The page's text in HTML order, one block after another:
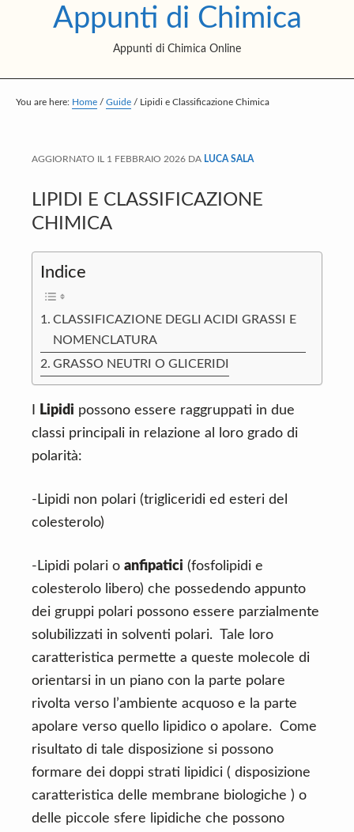
p
t
i
n
p
t
i
m
b
p
t
o
t
Appunti di Chimica
Appunti di Chimica Online
You are here: Home / Guide / Lipidi e Classificazione Chimica
AGGIORNATO IL 1 FEBBRAIO 2026 DA LUCA SALA
LIPIDI E CLASSIFICAZIONE
CHIMICA
Indice
CLASSIFICAZIONE DEGLI ACIDI GRASSI E
NOMENCLATURA
GRASSO NEUTRI O GLICERIDI
Lipidi possono essere raggruppati in due
classi principali in relazione al loro grado di
polarità:
-Lipidi non polari (trigliceridi ed esteri del
colesterolo)
-Lipidi polari o anfipatici (fosfolipidi e
colesterolo libero) che possedendo appunto
dei gruppi polari possono essere parzialmente
solubilizzati in solventi polari. Tale loro
caratteristica permette a queste molecole di
orientarsi in un piano con la parte polare
rivolta verso l’ambiente acquoso e la parte
apolare verso quello lipidico o apolare. Come
risultato di tale disposizione si possono
formare dei doppi strati lipidici ( disposizione
caratteristica delle membrane biologiche ) o
delle piccole sfere lipidiche che possono